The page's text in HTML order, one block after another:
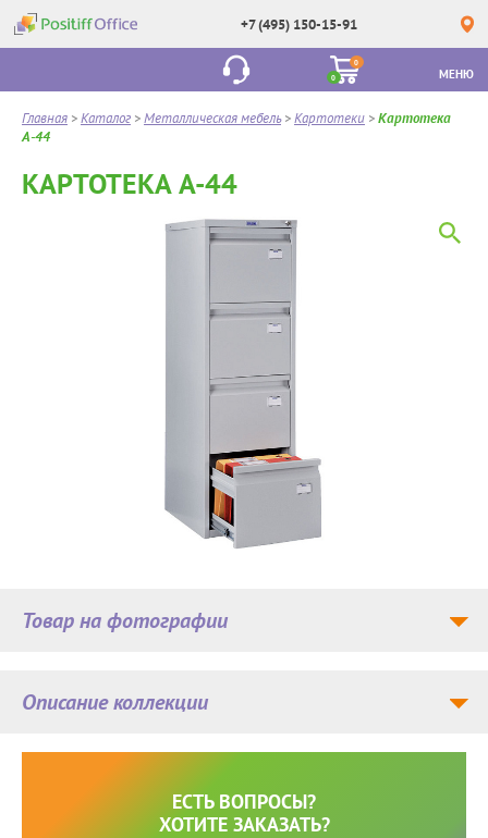
+7 (495) 150-15-91
0
0
МЕНЮ
Главная >Каталог >Металлическая мебель>Картотеки >Картотека
A-44
КАРТОТЕКА A-44
Товар на фотографии
Описание коллекции
ЕСТЬ ВОПРОСЫ?
ХОТИТЕ ЗАКАЗАТЬ?